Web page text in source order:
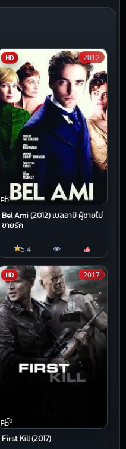
HD
หนัง
HD
Bel Ami (2012) เบลอามี่ ผู้ชายไม่
ขายรัก
2012
5.4
HD
หนัง
HD
First Kill (2017)
2017